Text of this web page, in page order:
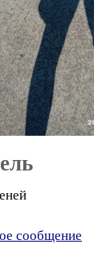
сообщение